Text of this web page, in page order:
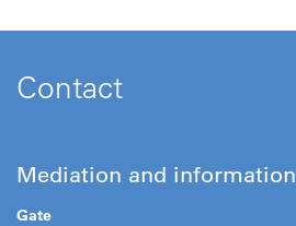
Contact
Mediation and information
Gate